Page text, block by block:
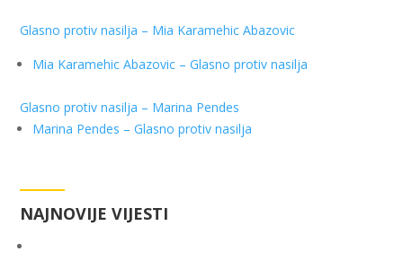
Glasno protiv nasilja – Mia Karamehic Abazovic
Mia Karamehic Abazovic – Glasno protiv nasilja
Glasno protiv nasilja – Marina Pendes
Marina Pendes – Glasno protiv nasilja
NAJNOVIJE VIJESTI